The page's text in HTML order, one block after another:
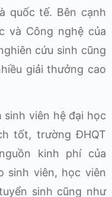
quốc tế. Bên cạnh
và Công nghệ của
cứu sinh cũng
giải thưởng cao
sinh viên hệ đại học
tốt, trường ĐHQT
kinh phí của
sinh viên, học viên
sinh cũng như